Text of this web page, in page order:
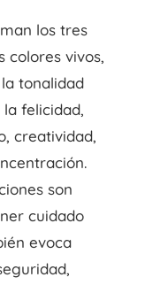
los tres
colores vivos,
tonalidad
felicidad,
creatividad,
son
cuidado
evoca